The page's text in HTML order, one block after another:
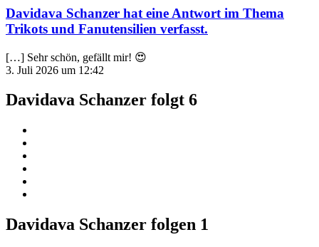
Davidava Schanzer hat eine Antwort im Thema
Trikots und Fanutensilien verfasst.
[…] Sehr schön, gefällt mir! 😍
3. Juli 2026 um 12:42
Davidava Schanzer folgt 6
Davidava Schanzer folgen 1